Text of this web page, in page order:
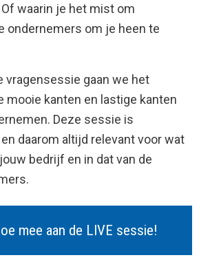
waarin je het mist om
ondernemers om je heen te
vragensessie gaan we het
mooie kanten en lastige kanten
Deze sessie is
daarom altijd relevant voor wat
bedrijf en in dat van de
mee aan de LIVE sessie!